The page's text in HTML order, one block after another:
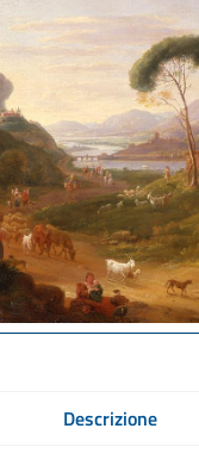
Descrizione